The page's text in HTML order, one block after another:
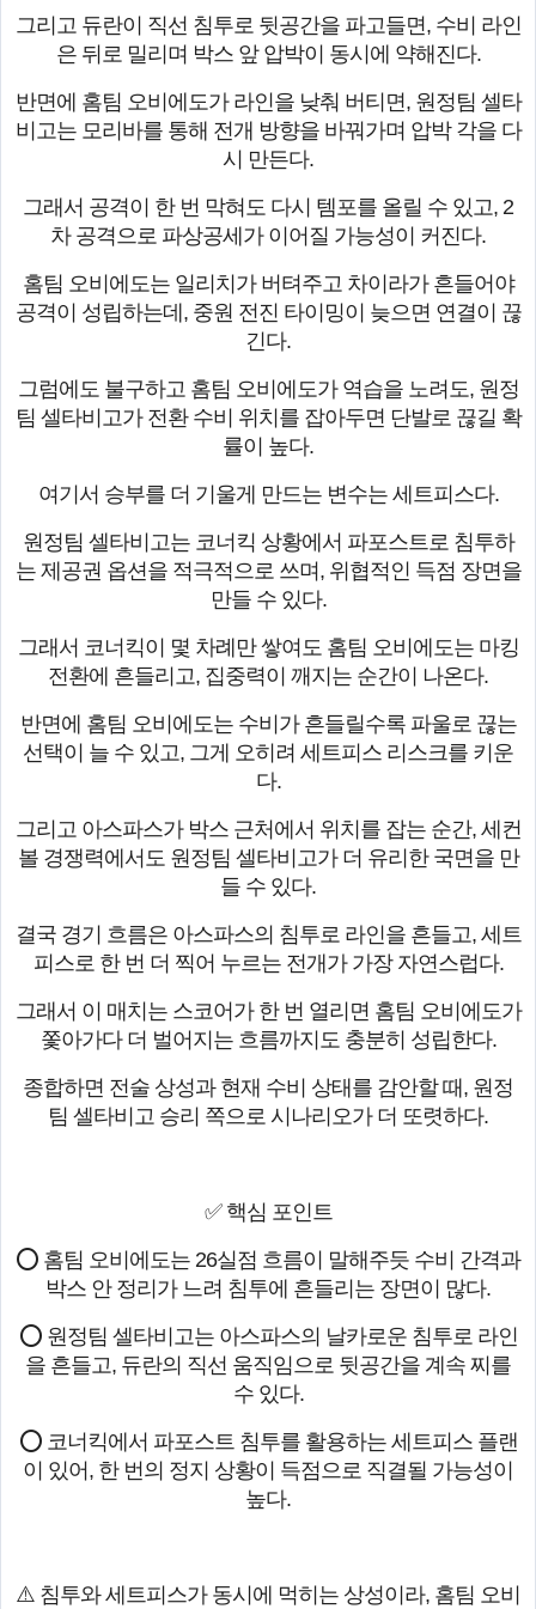
그리고 듀란이 직선 침투로 뒷공간을 파고들면, 수비 라인
은 뒤로 밀리며 박스 앞 압박이 동시에 약해진다.
반면에 홈팀 오비에도가 라인을 낮춰 버티면, 원정팀 셀타
비고는 모리바를 통해 전개 방향을 바꿔가며 압박 각을 다
시 만든다.
그래서 공격이 한 번 막혀도 다시 템포를 올릴 수 있고, 2
차 공격으로 파상공세가 이어질 가능성이 커진다.
홈팀 오비에도는 일리치가 버텨주고 차이라가 흔들어야
공격이 성립하는데, 중원 전진 타이밍이 늦으면 연결이 끊
긴다.
그럼에도 불구하고 홈팀 오비에도가 역습을 노려도, 원정
팀 셀타비고가 전환 수비 위치를 잡아두면 단발로 끊길 확
률이 높다.
여기서 승부를 더 기울게 만드는 변수는 세트피스다.
원정팀 셀타비고는 코너킥 상황에서 파포스트로 침투하
는 제공권 옵션을 적극적으로 쓰며, 위협적인 득점 장면을
만들 수 있다.
그래서 코너킥이 몇 차례만 쌓여도 홈팀 오비에도는 마킹
전환에 흔들리고, 집중력이 깨지는 순간이 나온다.
반면에 홈팀 오비에도는 수비가 흔들릴수록 파울로 끊는
선택이 늘 수 있고, 그게 오히려 세트피스 리스크를 키운
다.
그리고 아스파스가 박스 근처에서 위치를 잡는 순간, 세컨
볼 경쟁력에서도 원정팀 셀타비고가 더 유리한 국면을 만
들 수 있다.
결국 경기 흐름은 아스파스의 침투로 라인을 흔들고, 세트
피스로 한 번 더 찍어 누르는 전개가 가장 자연스럽다.
그래서 이 매치는 스코어가 한 번 열리면 홈팀 오비에도가
쫓아가다 더 벌어지는 흐름까지도 충분히 성립한다.
종합하면 전술 상성과 현재 수비 상태를 감안할 때, 원정
팀 셀타비고 승리 쪽으로 시나리오가 더 또렷하다.
✅ 핵심 포인트
⭕ 홈팀 오비에도는 26실점 흐름이 말해주듯 수비 간격과
박스 안 정리가 느려 침투에 흔들리는 장면이 많다.
⭕ 원정팀 셀타비고는 아스파스의 날카로운 침투로 라인
을 흔들고, 듀란의 직선 움직임으로 뒷공간을 계속 찌를
수 있다.
⭕ 코너킥에서 파포스트 침투를 활용하는 세트피스 플랜
이 있어, 한 번의 정지 상황이 득점으로 직결될 가능성이
높다.
⚠️ 침투와 세트피스가 동시에 먹히는 상성이라, 홈팀 오비